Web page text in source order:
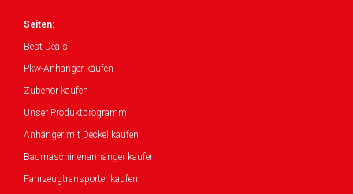
Seiten:
Best Deals
Pkw-Anhänger kaufen
Zubehör kaufen
Unser Produktprogramm
Anhänger mit Deckel kaufen
Baumaschinenanhänger kaufen
Fahrzeugtransporter kaufen